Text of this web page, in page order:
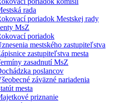
rada
poriadok Mestskej rady
MsZ
poriadok
mestského zastupiteľstva
zastupiteľstva mesta
zasadnutí MsZ
poslancov
záväzné nariadenia
mesta
priznanie